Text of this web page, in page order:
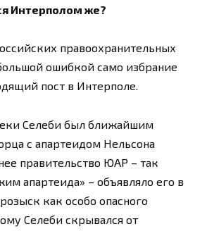
Интерполом же?
правоохранительных
ошибкой само избрание
пост в Интерполе.
Селеби был ближайшим
с апартеидом Нельсона
правительство ЮАР – так
апартеида» – объявляло его в
как особо опасного
Селеби скрывался от